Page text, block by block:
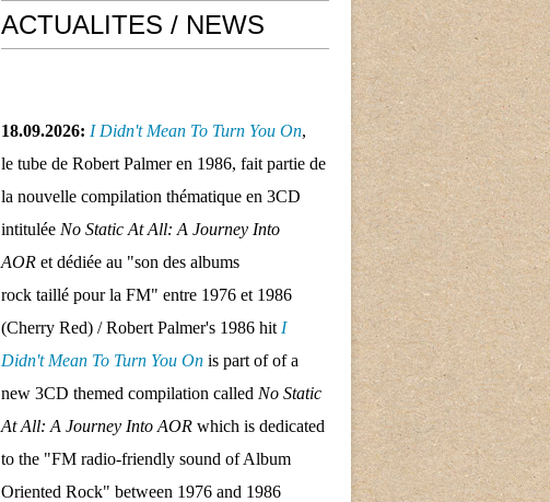
ACTUALITES / NEWS
18.09.2026: I Didn't Mean To Turn You On,
le tube de Robert Palmer en 1986, fait partie de
la nouvelle compilation thématique en 3CD
intitulée No Static At All: A Journey Into
AOR et dédiée au "son des albums
rock taillé pour la FM" entre 1976 et 1986
(Cherry Red) / Robert Palmer's 1986 hit I
Didn't Mean To Turn You On is part of of a
new 3CD themed compilation called No Static
At All: A Journey Into AOR which is dedicated
to the "FM radio-friendly sound of Album
Oriented Rock" between 1976 and 1986